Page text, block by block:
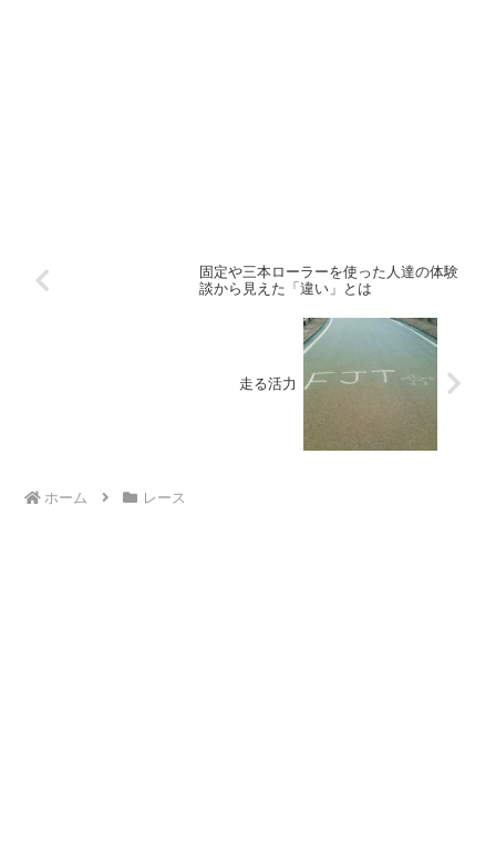
固定や三本ローラーを使った人達の体験
談から見えた「違い」とは
走る活力
ホーム レース